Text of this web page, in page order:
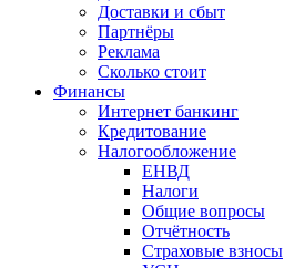
Доставки и сбыт
Партнёры
Реклама
Сколько стоит
Финансы
Интернет банкинг
Кредитование
Налогообложение
ЕНВД
Налоги
Общие вопросы
Отчётность
Страховые взносы